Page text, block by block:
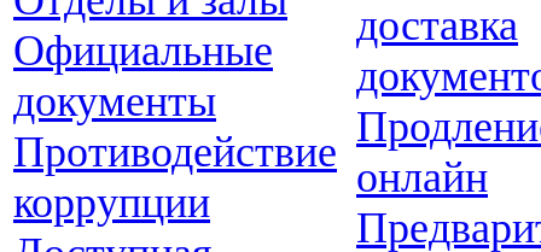
Официальные
документы
Противодействие
коррупции
доставка
онлайн